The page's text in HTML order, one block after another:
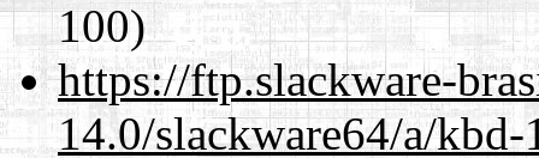
100)
https://ftp.slackware-
14.0/slackware64/a/